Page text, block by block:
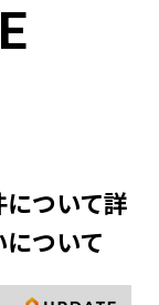
ついて詳
ついて